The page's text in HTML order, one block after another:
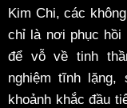
Kim Chi, các
chỉ là nơi phục hồi
để vỗ về tinh
nghiệm tĩnh lặng,
khoảnh khắc đầu